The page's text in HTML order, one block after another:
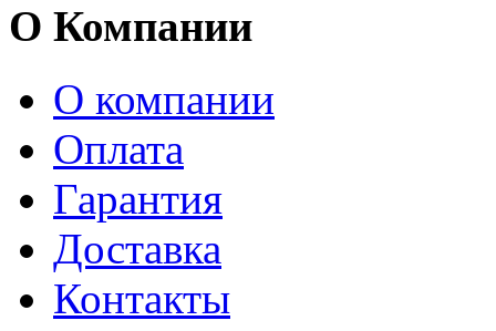
О Компании
О компании
Оплата
Гарантия
Доставка
Контакты